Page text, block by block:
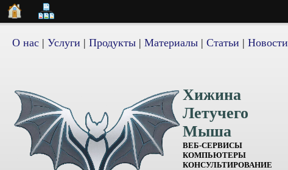
О нас | Услуги | Продукты | Материалы | Статьи | Новости
Хижина
Летучего
Мыша
ВЕБ-СЕРВИСЫ
КОМПЬЮТЕРЫ
КОНСУЛЬТИРОВАНИЕ